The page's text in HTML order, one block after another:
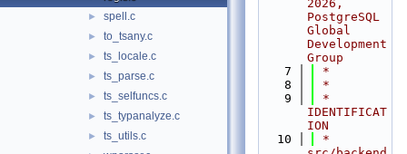
► spell.c
► to_tsany.c
► ts_locale.c
► ts_parse.c
► ts_selfuncs.c
► ts_typanalyze.c
► ts_utils.c
2026,
PostgreSQL
Global
Development
Group
    7
*
    8
*
    9
*
IDENTIFICAT
ION
   10
*